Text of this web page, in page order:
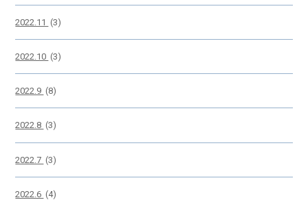
2022.11 (3)
2022.10 (3)
2022.9 (8)
2022.8 (3)
2022.7 (3)
2022.6 (4)